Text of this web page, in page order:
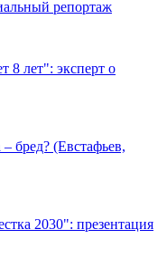
репортаж
8 лет": эксперт о
бред? (Евстафьев,
2030": презентация